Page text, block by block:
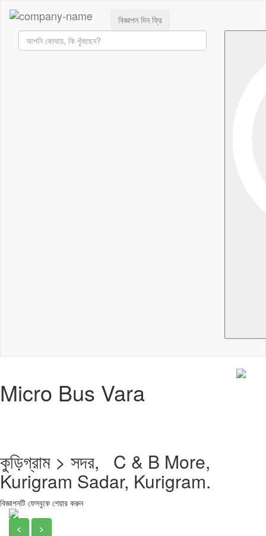
বিজ্ঞাপন দিন ফ্রি
Micro Bus Vara
কুড়িগ্রাম > সদর, C & B More,
Kurigram Sadar, Kurigram.
বিজ্ঞাপনটি ফেসবুকে শেয়ার করুন
<
>